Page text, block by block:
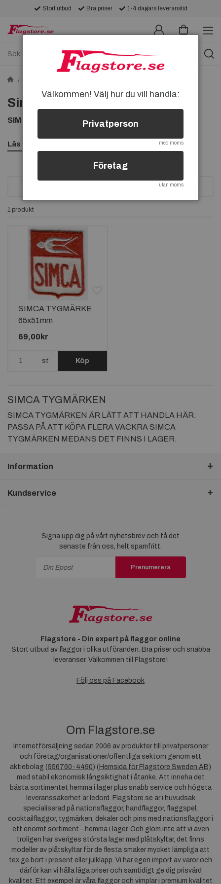
Stort utbud Bra priser 1-4 dagars leveranstid
Simca-tygmärken
SIMCA TYGMÄRKEN, KÖP SIMCA TYGMÄRKE
Läs mer
1 produkt
SIMCA TYGMÄRKE
65x51mm
69,00kr
st Köp
SIMCA TYGMÄRKEN
SIMCA TYGMÄRKEN ÄR LÄTT ATT HANDLA HÄR.
PASSA PÅ ATT KÖPA FLERA VACKRA SIMCA
TYGMÄRKEN MEDANS DET FINNS I LAGER.
Information
Kundservice
Signa upp dig på vårt nyhetsbrev och få det
senaste från oss, helt spamfritt.
Prenumerera
Flagstore - Din expert på flaggor online
Stort utbud av flaggor i olika utföranden. Bra priser och snabba
leveranser. Välkommen till Flagstore!
Följ oss på Facebook
Om Flagstore.se
Internetförsäljning sedan 2006 av produkter till privatpersoner
och företag/organisationer/offentliga sektorn genom ett
aktiebolag (556760-4490) ( Hemsida för Flagstore Sweden AB)
med stabil ekonomisk långsiktighet i åtanke. Att inneha det
bästa sortimentet hemma i lager plus snabb service och högsta
leveranssäkerhet är ledord. Flagstore.se är i huvudsak
specialiserad på nationsflaggor, handflaggor, flaggspel,
cocktailflaggor, tygmärken, dekaler och pins med nationsflaggor i
ett enormt sortiment - hemma i lager. Och glöm inte att vi även
troligen har sveriges största lager med plåtskyltar, det finns
modeller av plåtskyltar för de flesta smaker mycket lämpliga att
tex ge bort i present eller julklapp. Vi har egen import av varor och
därför kan vi hålla låga priser och samtidigt ge dig prisvärd
kvalitet. Ett exempel är våra flaggor och vimplar i premium kvalitet
Välkommen! Välj hur du vill handla:
Privatperson
med moms
Företag
utan moms